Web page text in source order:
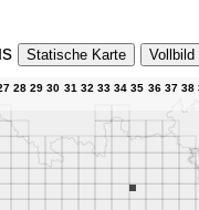
Statische Karte Vollbild